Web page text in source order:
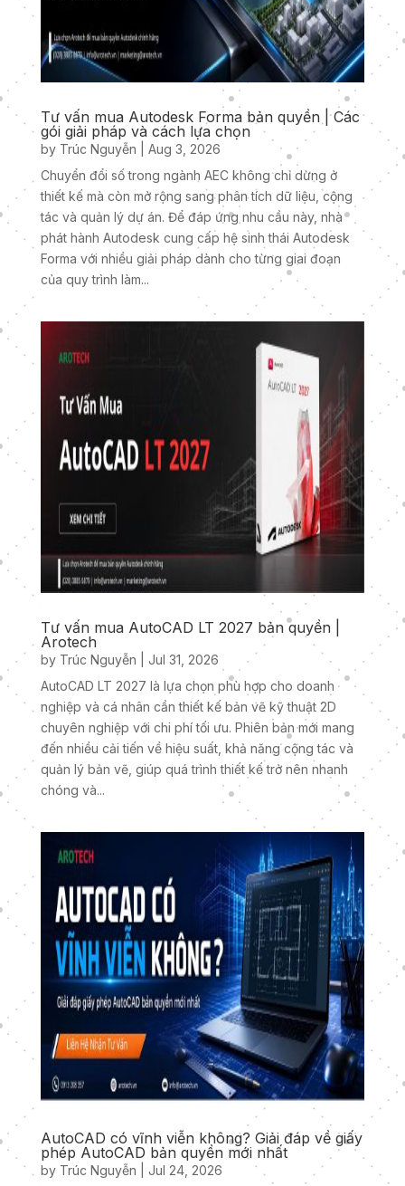
Tư vấn mua Autodesk Forma bản quyền | Các
gói giải pháp và cách lựa chọn
by Trúc Nguyễn
Aug 3, 2026
Chuyển đổi số trong ngành AEC không chỉ dừng ở
thiết kế mà còn mở rộng sang phân tích dữ liệu, cộng
tác và quản lý dự án. Để đáp ứng nhu cầu này, nhà
phát hành Autodesk cung cấp hệ sinh thái Autodesk
Forma với nhiều giải pháp dành cho từng giai đoạn
của quy trình làm...
Tư vấn mua AutoCAD LT 2027 bản quyền |
Arotech
by Trúc Nguyễn
Jul 31, 2026
AutoCAD LT 2027 là lựa chọn phù hợp cho doanh
nghiệp và cá nhân cần thiết kế bản vẽ kỹ thuật 2D
chuyên nghiệp với chi phí tối ưu. Phiên bản mới mang
đến nhiều cải tiến về hiệu suất, khả năng cộng tác và
quản lý bản vẽ, giúp quá trình thiết kế trở nên nhanh
chóng và...
AutoCAD có vĩnh viễn không? Giải đáp về giấy
phép AutoCAD bản quyền mới nhất
by Trúc Nguyễn
Jul 24, 2026